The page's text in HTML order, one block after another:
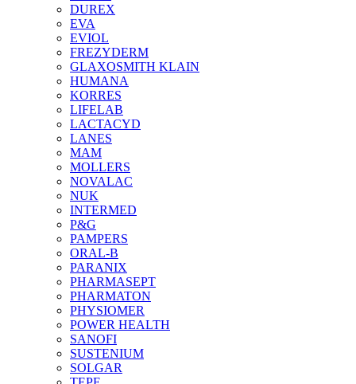
DUREX
EVA
EVIOL
FREZYDERM
GLAXOSMITH KLAIN
HUMANA
KORRES
LIFELAB
LACTACYD
LANES
MAM
MOLLERS
NOVALAC
NUK
INTERMED
P&G
PAMPERS
ORAL-B
PARANIX
PHARMASEPT
PHARMATON
PHYSIOMER
POWER HEALTH
SANOFI
SUSTENIUM
SOLGAR